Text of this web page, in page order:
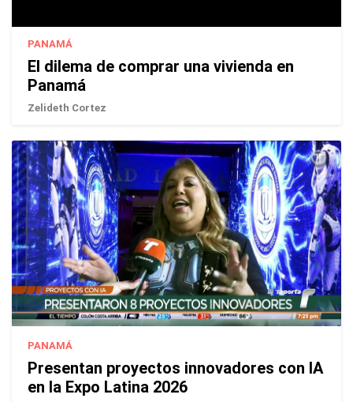
PANAMÁ
El dilema de comprar una vivienda en
Panamá
Zelideth Cortez
PANAMÁ
Presentan proyectos innovadores con IA
en la Expo Latina 2026